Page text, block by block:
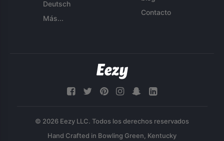
Deutsch
Más...
Contacto
© 2026 Eezy LLC. Todos los derechos reservados